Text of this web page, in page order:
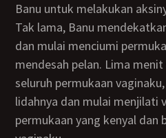
Banu untuk melakukan
Tak lama, Banu mendekatkan kepalanya ke vaginaku
dan mulai menciumi
mendesah pelan. Lima
seluruh permukaan
lidahnya dan mulai menjilati
permukaan yang kenyal dan